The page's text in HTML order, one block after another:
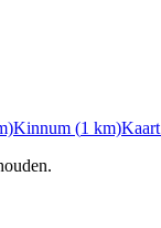
Kinnum (1 km)Kaart